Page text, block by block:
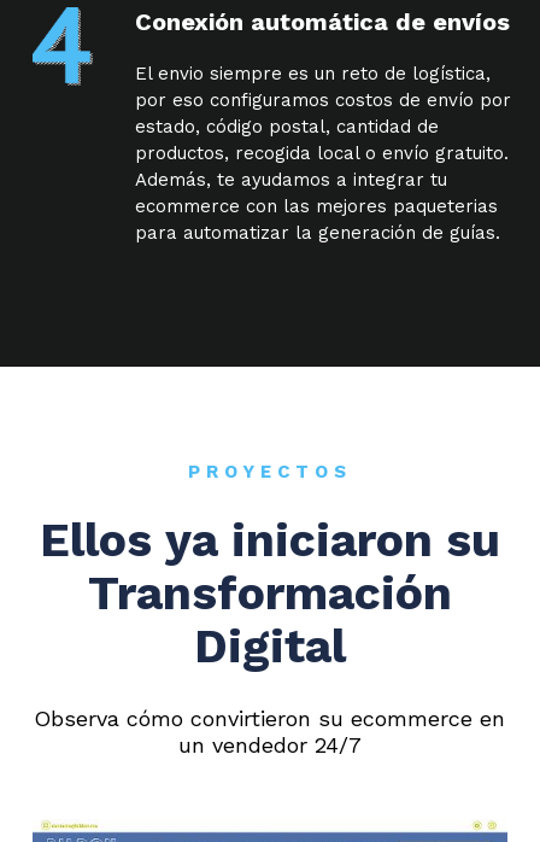
Conexión automática de envíos
El envio siempre es un reto de logística,
por eso configuramos costos de envío por
estado, código postal, cantidad de
productos, recogida local o envío gratuito.
Además, te ayudamos a integrar tu
ecommerce con las mejores paqueterias
para automatizar la generación de guías.
PROYECTOS
Ellos ya iniciaron su
Transformación
Digital
Observa cómo convirtieron su ecommerce en
un vendedor 24/7